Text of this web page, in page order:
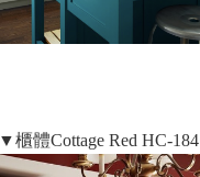
▼櫃體Cottage Red HC-184